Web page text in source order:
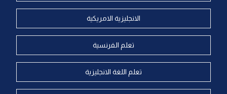
الانجليزية الامريكية
تعلم الفرنسية
تعلم اللغة الانجليزية